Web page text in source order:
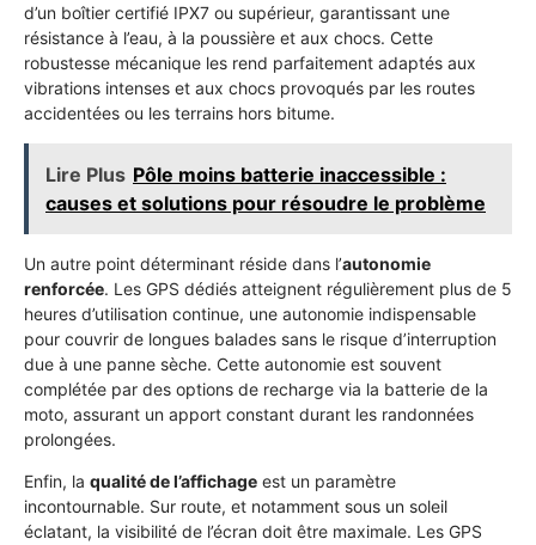
d’un boîtier certifié IPX7 ou supérieur, garantissant une
résistance à l’eau, à la poussière et aux chocs. Cette
robustesse mécanique les rend parfaitement adaptés aux
vibrations intenses et aux chocs provoqués par les routes
accidentées ou les terrains hors bitume.
Lire Plus Pôle moins batterie inaccessible :
causes et solutions pour résoudre le problème
Un autre point déterminant réside dans l’autonomie
renforcée. Les GPS dédiés atteignent régulièrement plus de 5
heures d’utilisation continue, une autonomie indispensable
pour couvrir de longues balades sans le risque d’interruption
due à une panne sèche. Cette autonomie est souvent
complétée par des options de recharge via la batterie de la
moto, assurant un apport constant durant les randonnées
prolongées.
Enfin, la qualité de l’affichage est un paramètre
incontournable. Sur route, et notamment sous un soleil
éclatant, la visibilité de l’écran doit être maximale. Les GPS